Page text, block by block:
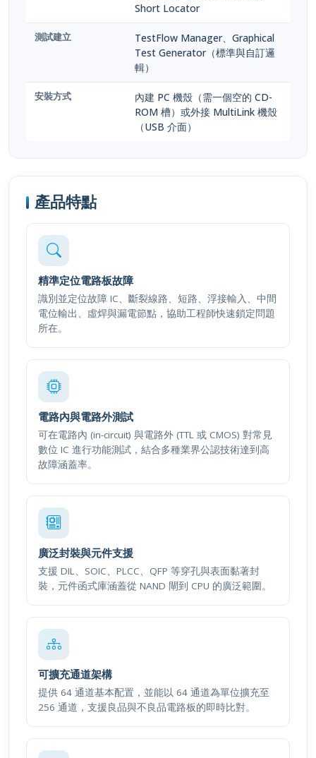
測試建立
TestFlow Manager、Graphical
Test Generator（標準與自訂邏
輯）
安裝方式
內建 PC 機殼（需一個空的 CD-
ROM 槽）或外接 MultiLink 機殼
（USB 介面）
精準定位電路板故障
識別並定位故障 IC、斷裂線路、短路、浮接輸入、中間
電位輸出、虛焊與漏電節點，協助工程師快速鎖定問題
所在。
電路內與電路外測試
可在電路內 (in-circuit) 與電路外 (TTL 或 CMOS) 對常見
數位 IC 進行功能測試，結合多種業界公認技術達到高
故障涵蓋率。
廣泛封裝與元件支援
支援 DIL、SOIC、PLCC、QFP 等穿孔與表面黏著封
裝，元件函式庫涵蓋從 NAND 閘到 CPU 的廣泛範圍。
可擴充通道架構
提供 64 通道基本配置，並能以 64 通道為單位擴充至
256 通道，支援良品與不良品電路板的即時比對。